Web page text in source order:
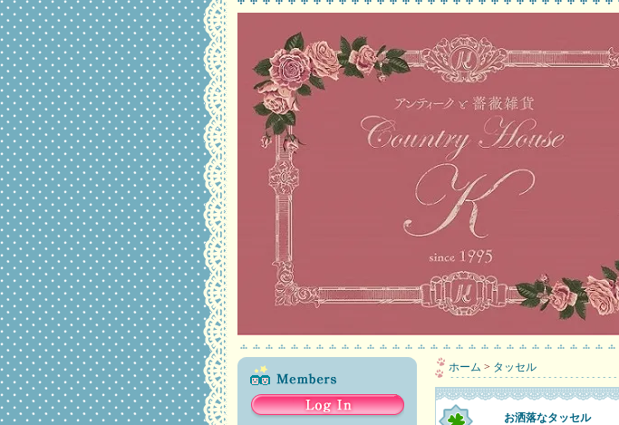
ホーム > タッセル
お洒落なタッセル